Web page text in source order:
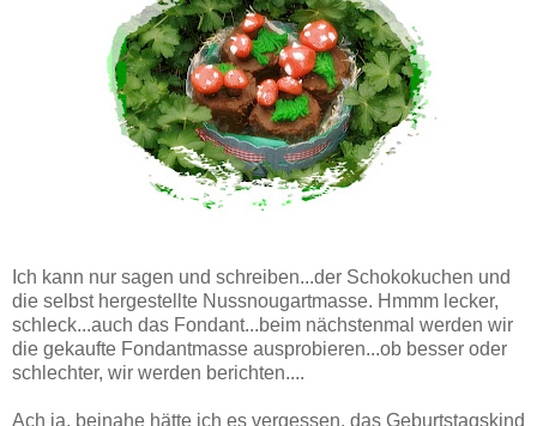
Ich kann nur sagen und schreiben...der Schokokuchen und
die selbst hergestellte Nussnougartmasse. Hmmm lecker,
schleck...auch das Fondant...beim nächstenmal werden wir
die gekaufte Fondantmasse ausprobieren...ob besser oder
schlechter, wir werden berichten....
Ach ja, beinahe hätte ich es vergessen, das Geburtstagskind